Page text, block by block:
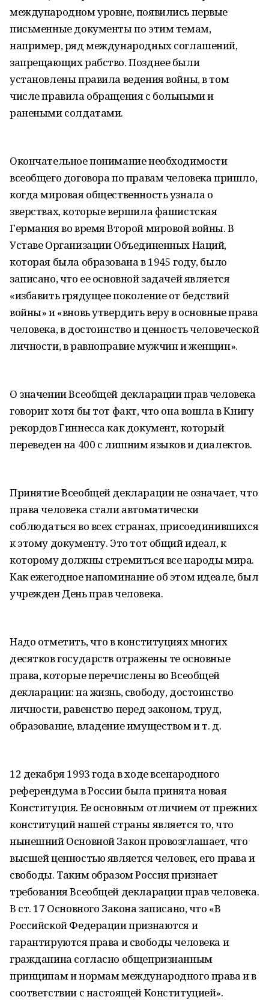
международном уровне, появились первые
письменные документы по этим темам,
например, ряд международных соглашений,
запрещающих рабство. Позднее были
установлены правила ведения войны, в том
числе правила обращения с больными и
ранеными солдатами.
Окончательное понимание необходимости
всеобщего договора по правам человека пришло,
когда мировая общественность узнала о
зверствах, которые вершила фашистская
Германия во время Второй мировой войны. В
Уставе Организации Объединенных Наций,
которая была образована в 1945 году, было
записано, что ее основной задачей является
«избавить грядущее поколение от бедствий
войны» и «вновь утвердить веру в основные права
человека, в достоинство и ценность человеческой
личности, в равноправие мужчин и женщин».
О значении Всеобщей декларации прав человека
говорит хотя бы тот факт, что она вошла в Книгу
рекордов Гиннесса как документ, который
переведен на 400 с лишним языков и диалектов.
Принятие Всеобщей декларации не означает, что
права человека стали автоматически
соблюдаться во всех странах, присоединившихся
к этому документу. Это тот общий идеал, к
которому должны стремиться все народы мира.
Как ежегодное напоминание об этом идеале, был
учрежден День прав человека.
Надо отметить, что в конституциях многих
десятков государств отражены те основные
права, которые перечислены во Всеобщей
декларации: на жизнь, свободу, достоинство
личности, равенство перед законом, труд,
образование, владение имуществом и т. д.
12 декабря 1993 года в ходе всенародного
референдума в России была принята новая
Конституция. Ее основным отличием от прежних
конституций нашей страны является то, что
нынешний Основной Закон провозглашает, что
высшей ценностью является человек, его права и
свободы. Таким образом Россия признает
требования Всеобщей декларации прав человека.
В ст. 17 Основного Закона записано, что «В
Российской Федерации признаются и
гарантируются права и свободы человека и
гражданина согласно общепризнанным
принципам и нормам международного права и в
соответствии с настоящей Конституцией».